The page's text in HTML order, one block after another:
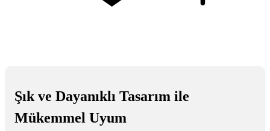
Şık ve Dayanıklı Tasarım ile
Mükemmel Uyum